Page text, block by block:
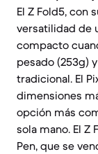
El Z Fold5, con
versatilidad de
compacto
pesado (253g)
tradicional. El
dimensiones
opción más
sola mano. El
Pen, que se